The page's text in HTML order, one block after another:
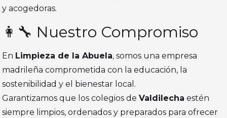
y acogedoras.
👩‍🔧 Nuestro Compromiso
En Limpieza de la Abuela, somos una empresa
madrileña comprometida con la educación, la
sostenibilidad y el bienestar local.
Garantizamos que los colegios deValdilecha estén
siempre limpios, ordenados y preparados para ofrecer